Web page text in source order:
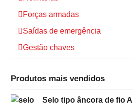
Forças armadas
Saídas de emergência
Gestão chaves
Produtos mais vendidos
Selo tipo âncora de fio